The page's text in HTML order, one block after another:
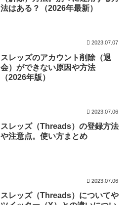
法はある？（2026年最新）
2023.07.07
スレッズのアカウント削除（退
会）ができない原因や方法
（2026年版）
2023.07.06
スレッズ（Threads）の登録方法
や注意点。使い方まとめ
2023.07.06
スレッズ（Threads）についてや